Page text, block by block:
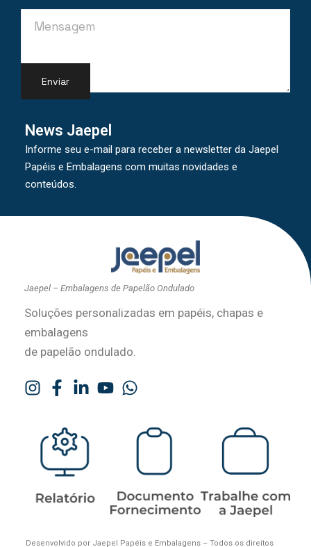
News Jaepel
Informe seu e-mail para receber a newsletter da Jaepel
Papéis e Embalagens com muitas novidades e
conteúdos.
Jaepel – Embalagens de Papelão Ondulado
Soluções personalizadas em papéis, chapas e
embalagens
de papelão ondulado.
Desenvolvido por Jaepel Papéis e Embalagens – Todos os direitos